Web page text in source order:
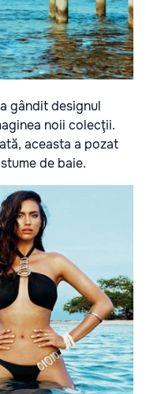
gândit designul
noii colecţii.
aceasta a pozat
de baie.